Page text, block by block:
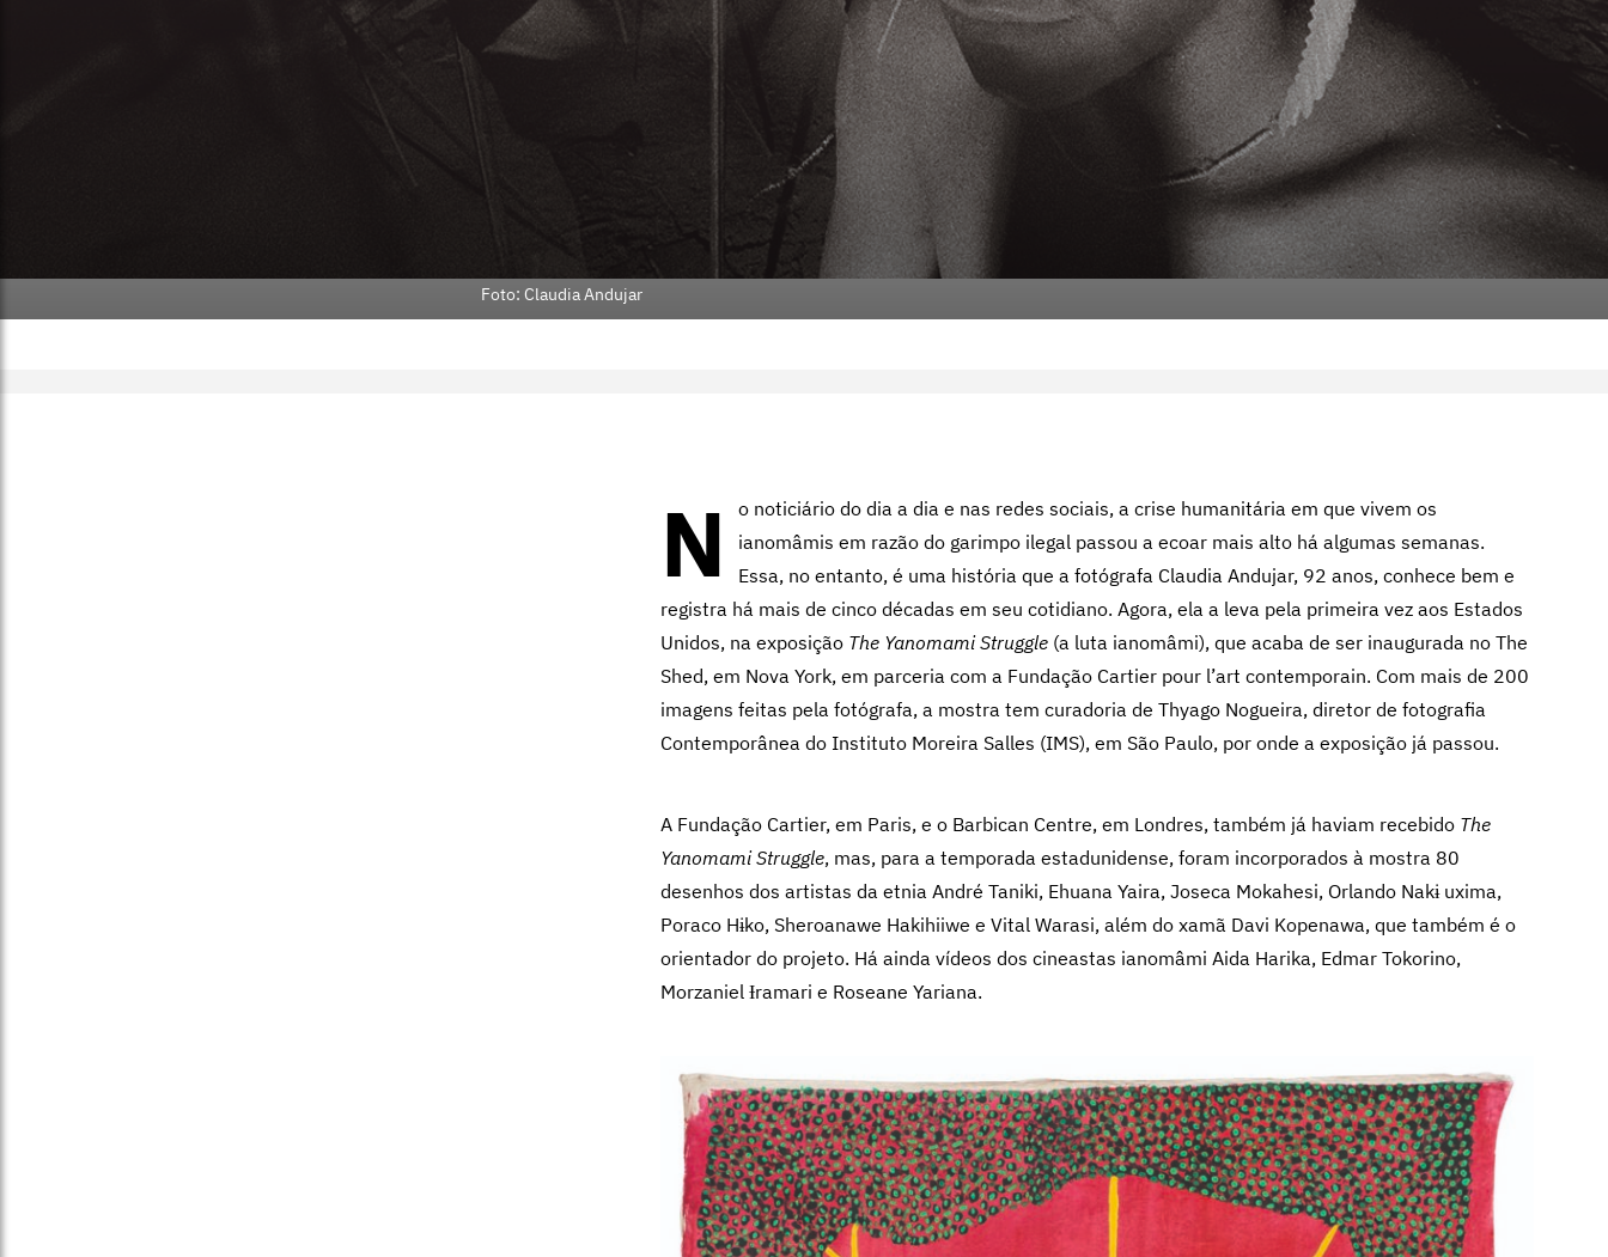
Foto: Claudia Andujar
N
o noticiário do dia a dia e nas redes sociais, a crise humanitária em que vivem os
ianomâmis em razão do garimpo ilegal passou a ecoar mais alto há algumas semanas.
Essa, no entanto, é uma história que a fotógrafa Claudia Andujar, 92 anos, conhece bem e
registra há mais de cinco décadas em seu cotidiano. Agora, ela a leva pela primeira vez aos Estados
Unidos, na exposição The Yanomami Struggle (a luta ianomâmi), que acaba de ser inaugurada no The
Shed, em Nova York, em parceria com a Fundação Cartier pour l’art contemporain. Com mais de 200
imagens feitas pela fotógrafa, a mostra tem curadoria de Thyago Nogueira, diretor de fotografia
Contemporânea do Instituto Moreira Salles (IMS), em São Paulo, por onde a exposição já passou.
A Fundação Cartier, em Paris, e o Barbican Centre, em Londres, também já haviam recebido The
Yanomami Struggle, mas, para a temporada estadunidense, foram incorporados à mostra 80
desenhos dos artistas da etnia André Taniki, Ehuana Yaira, Joseca Mokahesi, Orlando Nakɨ uxima,
Poraco Hɨko, Sheroanawe Hakihiiwe e Vital Warasi, além do xamã Davi Kopenawa, que também é o
orientador do projeto. Há ainda vídeos dos cineastas ianomâmi Aida Harika, Edmar Tokorino,
Morzaniel Ɨramari e Roseane Yariana.